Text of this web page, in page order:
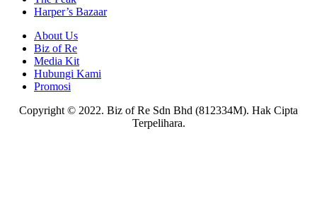
Harper’s Bazaar
About Us
Biz of Re
Media Kit
Hubungi Kami
Promosi
Copyright © 2022. Biz of Re Sdn Bhd (812334M). Hak Cipta
Terpelihara.